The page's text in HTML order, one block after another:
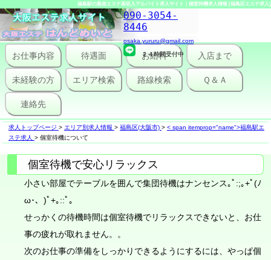
福島駅の風俗エステ高収入アルバイト求人サイト｜個室待機求人情報 [福島区エステ求人]
090-3054-
8446
osaka.yururu@gmail.com
２４時間受付中
お仕事内容 待遇面 お給料 入店まで
未経験の方 エリア検索 路線検索 Ｑ＆Ａ
連絡先
求人トップページ > エリア別求人情報 > 福島区(大阪市) > < span itemprop="name">福島駅エ
ステ求人 > 個室待機について
個室待機で安心リラックス
小さい部屋でテーブルを囲んで集団待機はナンセンス｡ﾟ:;｡+ﾟ(ﾉ
ω･、)ﾟ+｡::ﾟ｡
せっかくの待機時間は個室待機でリラックスできないと、お仕
事の疲れが取れません。。
次のお仕事の準備をしっかりできるようにするには、やっぱ個